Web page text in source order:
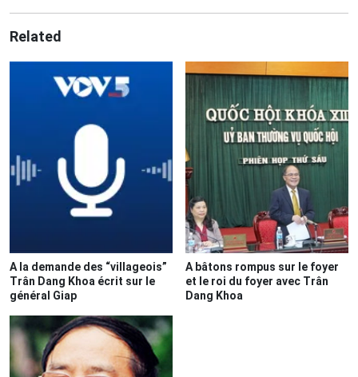
Related
A la demande des “villageois”
Trân Dang Khoa écrit sur le
général Giap
A bâtons rompus sur le foyer
et le roi du foyer avec Trân
Dang Khoa